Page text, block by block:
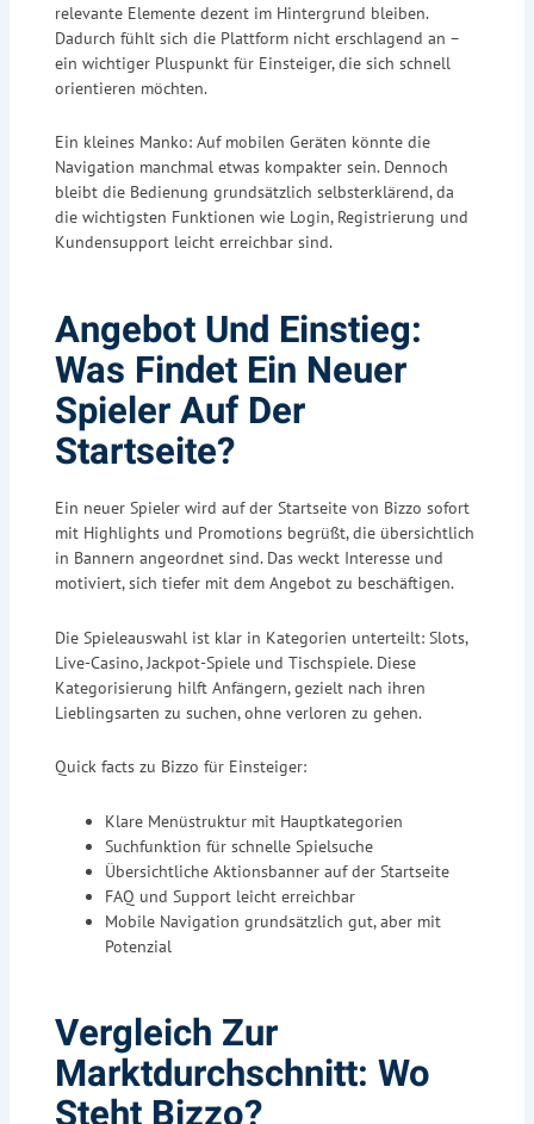
relevante Elemente dezent im Hintergrund bleiben.
Dadurch fühlt sich die Plattform nicht erschlagend an –
ein wichtiger Pluspunkt für Einsteiger, die sich schnell
orientieren möchten.
Ein kleines Manko: Auf mobilen Geräten könnte die
Navigation manchmal etwas kompakter sein. Dennoch
bleibt die Bedienung grundsätzlich selbsterklärend, da
die wichtigsten Funktionen wie Login, Registrierung und
Kundensupport leicht erreichbar sind.
Angebot Und Einstieg:
Was Findet Ein Neuer
Spieler Auf Der
Startseite?
Ein neuer Spieler wird auf der Startseite von Bizzo sofort
mit Highlights und Promotions begrüßt, die übersichtlich
in Bannern angeordnet sind. Das weckt Interesse und
motiviert, sich tiefer mit dem Angebot zu beschäftigen.
Die Spieleauswahl ist klar in Kategorien unterteilt: Slots,
Live-Casino, Jackpot-Spiele und Tischspiele. Diese
Kategorisierung hilft Anfängern, gezielt nach ihren
Lieblingsarten zu suchen, ohne verloren zu gehen.
Quick facts zu Bizzo für Einsteiger:
Klare Menüstruktur mit Hauptkategorien
Suchfunktion für schnelle Spielsuche
Übersichtliche Aktionsbanner auf der Startseite
FAQ und Support leicht erreichbar
Mobile Navigation grundsätzlich gut, aber mit
Potenzial
Vergleich Zur
Marktdurchschnitt: Wo